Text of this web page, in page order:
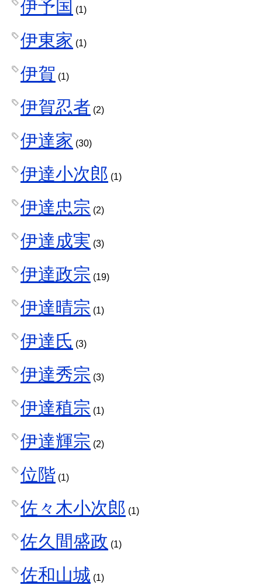
伊予国 (1)
伊東家 (1)
伊賀 (1)
伊賀忍者 (2)
伊達家 (30)
伊達小次郎 (1)
伊達忠宗 (2)
伊達成実 (3)
伊達政宗 (19)
伊達晴宗 (1)
伊達氏 (3)
伊達秀宗 (3)
伊達稙宗 (1)
伊達輝宗 (2)
位階 (1)
佐々木小次郎 (1)
佐久間盛政 (1)
佐和山城 (1)